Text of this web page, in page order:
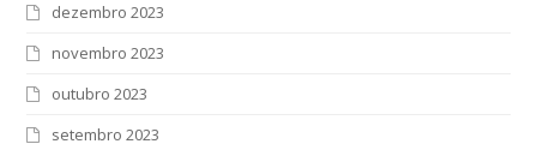
dezembro 2023
novembro 2023
outubro 2023
setembro 2023